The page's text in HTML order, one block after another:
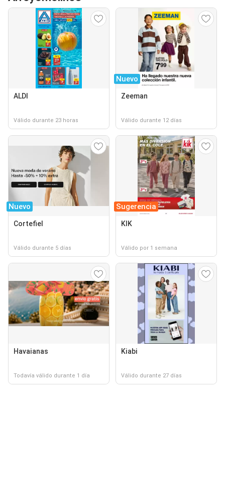
ALDI
Válido durante 23 horas
Nuevo
Zeeman
Válido durante 12 días
Nuevo
Cortefiel
Válido durante 5 días
Sugerencia
KIK
Válido por 1 semana
Havaianas
Todavía válido durante 1 día
Kiabi
Válido durante 27 días